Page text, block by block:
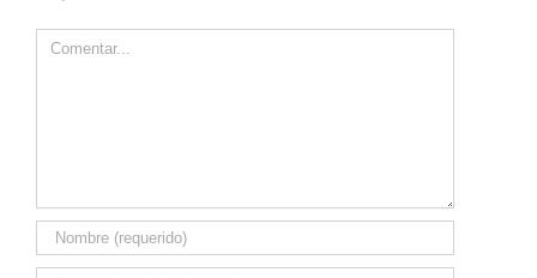
Comentar